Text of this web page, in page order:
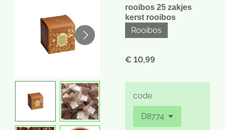
rooibos 25 zakjes
kerst rooibos
Rooibos
€ 10,99
code